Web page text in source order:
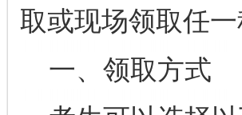
取或现场领取任
一、领取方式